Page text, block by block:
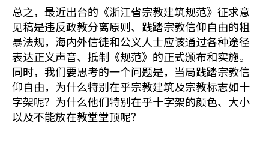
总之，最近出台的《浙江省宗教建筑规范》征求意
见稿是违反政教分离原则、践踏宗教信仰自由的粗
暴法规，海内外信徒和公义人士应该通过各种途径
表达正义声音、抵制《规范》的正式颁布和实施。
同时，我们要思考的一个问题是，当局践踏宗教信
仰自由，为什么特别在乎宗教建筑及宗教标志如十
字架呢？为什么他们特别在乎十字架的颜色、大小
以及不能放在教堂堂顶呢？